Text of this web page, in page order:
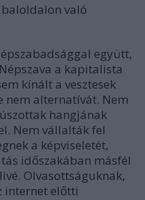
való
együtt,
a kapitalista
kínált a vesztesek
nem alternatívát. Nem
hangjának
Nem vállalták fel
a képviseletét,
időszakában másfél
Olvasottságuknak,
internet előtti